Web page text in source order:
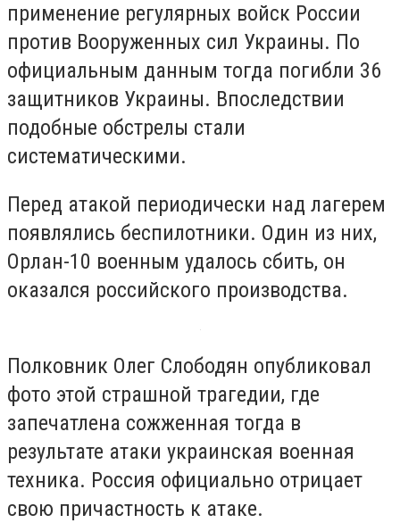
применение регулярных войск России
против Вооруженных сил Украины. По
официальным данным тогда погибли 36
защитников Украины. Впоследствии
подобные обстрелы стали
систематическими.
Перед атакой периодически над лагерем
появлялись беспилотники. Один из них,
Орлан-10 военным удалось сбить, он
оказался российского производства.
Полковник Олег Слободян опубликовал
фото этой страшной трагедии, где
запечатлена сожженная тогда в
результате атаки украинская военная
техника. Россия официально отрицает
свою причастность к атаке.